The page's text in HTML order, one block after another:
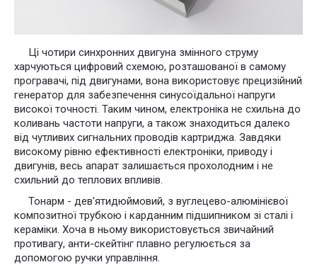
Ці чотири синхронних двигуна змінного струму
харчуються цифровий схемою, розташованої в самому
програвачі, під двигунами, вона використовує прецизійний
генератор для забезпечення синусоїдальної напруги
високої точності. Таким чином, електроніка не схильна до
коливань частоти напруги, а також знаходиться далеко
від чутливих сигнальних проводів картриджа. Завдяки
високому рівню ефективності електроніки, приводу і
двигунів, весь апарат залишається прохолодним і не
схильний до теплових впливів.
Тонарм - дев'ятидюймовий, з вуглецево-алюмінієвої
композитної трубкою і карданним підшипником зі сталі і
кераміки. Хоча в ньому використовується звичайний
противагу, анти-скейтінг плавно регулюється за
допомогою ручки управління.